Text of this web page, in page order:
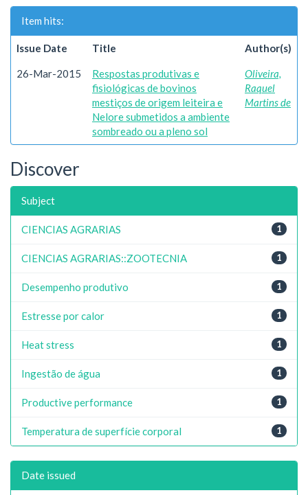
Item hits:
Issue Date Title Author(s)
26-Mar-2015
Respostas produtivas e
fisiológicas de bovinos
mestiços de origem leiteira e
Nelore submetidos a ambiente
sombreado ou a pleno sol
Oliveira,
Raquel
Martins de
Discover
Subject
1
CIENCIAS AGRARIAS
1
CIENCIAS AGRARIAS::ZOOTECNIA
1
Desempenho produtivo
1
Estresse por calor
1
Heat stress
1
Ingestão de água
1
Productive performance
1
Temperatura de superfície corporal
Date issued